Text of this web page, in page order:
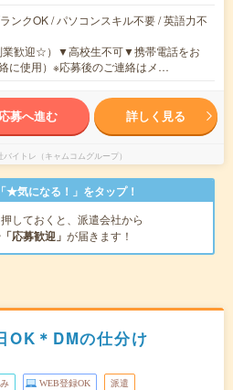
ンクOK / パソコンスキル不要 / 英語力不
業歓迎☆）▼高校生不可▼携帯電話をお
に使用）※応募後のご連絡はメ…
応募へ進む 詳しく見る
バイトレ（キャムコムグループ）
★気になる！」をタップ！
しておくと、派遣会社から
「応募歓迎」 が届きます！
OK＊DMの仕分け
WEB登録OK 派遣